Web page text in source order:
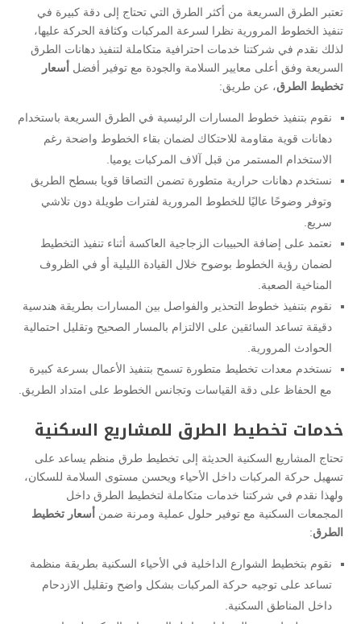
تعتبر الطرق السريعة من أكثر الطرق التي تحتاج إلى دقة كبيرة في
تنفيذ الخطوط المرورية نظرا لسرعة المركبات وكثافة الحركة عليها،
لذلك نقدم في شركتنا خدمات احترافية متكاملة لتنفيذ دهانات الطرق
السريعة وفق أعلى معايير السلامة والجودة مع توفير أفضل
أسعار
تخطيط الطرق، عن طريق:
نقوم بتنفيذ خطوط المسارات الرئيسية في الطرق السريعة باستخدام
دهانات قوية مقاومة للاحتكاك لضمان بقاء الخطوط واضحة رغم
الاستخدام المستمر من قبل آلاف المركبات يوميا.
نستخدم دهانات حرارية متطورة تضمن التصاقا قويا بسطح الطريق
وتوفر وضوحًا عاليًا للخطوط المرورية لفترات طويلة دون تلاشي
سريع.
نعتمد على إضافة الحبيبات الزجاجية العاكسة أثناء تنفيذ التخطيط
لضمان رؤية الخطوط بوضوح خلال القيادة الليلية أو في الظروف
المناخية الصعبة.
نقوم بتنفيذ خطوط التحذير والفواصل بين المسارات بطريقة هندسية
دقيقة تساعد السائقين على الالتزام بالمسار الصحيح وتقليل احتمالية
الحوادث المرورية.
نستخدم معدات تخطيط متطورة تسمح بتنفيذ الأعمال بسرعة كبيرة
مع الحفاظ على دقة القياسات وتجانس الخطوط على امتداد الطريق.
خدمات تخطيط الطرق للمشاريع السكنية
تحتاج المشاريع السكنية الحديثة إلى تخطيط طرق منظم يساعد على
تسهيل حركة المركبات داخل الأحياء ويحسن مستوى السلامة للسكان،
ولهذا نقدم في شركتنا خدمات متكاملة لتخطيط الطرق داخل
المجمعات السكنية مع توفير حلول عملية ومرنة ضمن
أسعار تخطيط
الطرق:
نقوم بتخطيط الشوارع الداخلية في الأحياء السكنية بطريقة منظمة
تساعد على توجيه حركة المركبات بشكل واضح وتقليل الازدحام
داخل المناطق السكنية.